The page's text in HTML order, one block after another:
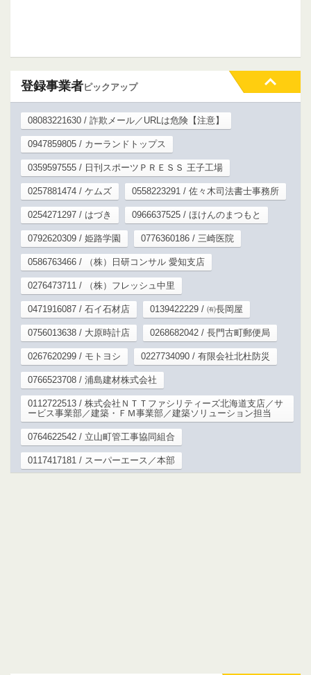
登録事業者ピックアップ
08083221630 / 詐欺メール／URLは危険【注意】
0947859805 / カーランドトップス
0359597555 / 日刊スポーツＰＲＥＳＳ 王子工場
0257881474 / ケムズ 0558223291 / 佐々木司法書士事務所
0254271297 / はづき 0966637525 / ほけんのまつもと
0792620309 / 姫路学園 0776360186 / 三崎医院
0586763466 / （株）日研コンサル 愛知支店
0276473711 / （株）フレッシュ中里
0471916087 / 石イ石材店 0139422229 / ㈲長岡屋
0756013638 / 大原時計店 0268682042 / 長門古町郵便局
0267620299 / モトヨシ 0227734090 / 有限会社北杜防災
0766523708 / 浦島建材株式会社
0112722513 / 株式会社ＮＴＴファシリティーズ北海道支店／サ
ービス事業部／建築・ＦＭ事業部／建築ソリューション担当
0764622542 / 立山町管工事協同組合
0117417181 / スーパーエース／本部